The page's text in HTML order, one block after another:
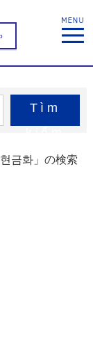
Tìm
금화」の検索